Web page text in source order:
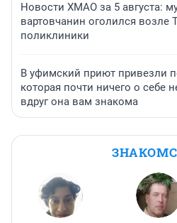
Новости ХМАО за 5 августа:
вартовчанин оголился возле
поликлиники
В уфимский приют привезли
которая почти ничего о себе
вдруг она вам знакома